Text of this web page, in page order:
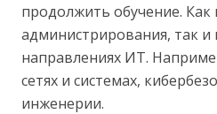
продолжить обучение. Как
администрирования, так и
направлениях ИТ.
сетях и системах,
инженерии.